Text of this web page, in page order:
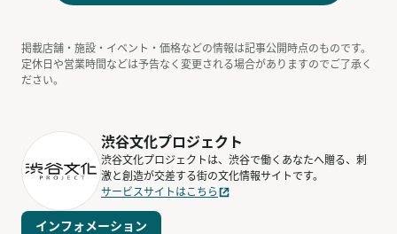
掲載店舗・施設・イベント・価格などの情報は記事公開時点のものです。
定休日や営業時間などは予告なく変更される場合がありますのでご了承く
ださい。
渋谷文化プロジェクト
渋谷文化プロジェクトは、渋谷で働くあなたへ贈る、刺
激と創造が交差する街の文化情報サイトです。
サービスサイトはこちら
インフォメーション